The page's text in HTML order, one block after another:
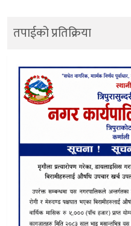
तपाईको प्रतिक्रिया